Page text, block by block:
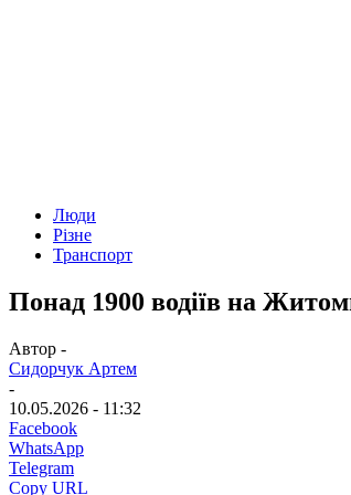
Люди
Різне
Транспорт
Понад 1900 водіїв на
Автор -
Сидорчук Артем
-
10.05.2026 - 11:32
Facebook
WhatsApp
Telegram
Copy URL